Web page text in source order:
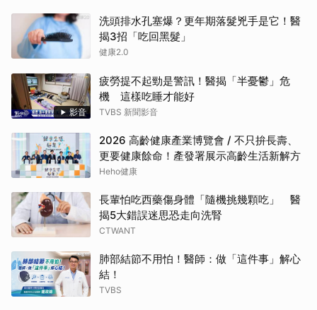
洗頭排水孔塞爆？更年期落髮兇手是它！醫
揭3招「吃回黑髮」
健康2.0
影音
疲勞提不起勁是警訊！醫揭「半憂鬱」危
機 這樣吃睡才能好
TVBS 新聞影音
2026 高齡健康產業博覽會 / 不只拚長壽、
更要健康餘命！產發署展示高齡生活新解方
Heho健康
長輩怕吃西藥傷身體「隨機挑幾顆吃」 醫
揭5大錯誤迷思恐走向洗腎
CTWANT
肺部結節不用怕！醫師：做「這件事」解心
結！
TVBS